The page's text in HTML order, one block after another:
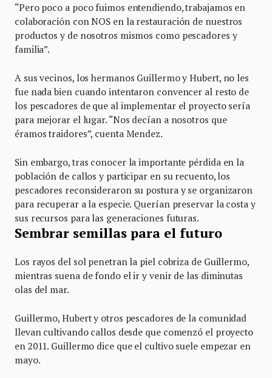
“Pero poco a poco fuimos entendiendo, trabajamos en
colaboración con NOS en la restauración de nuestros
productos y de nosotros mismos como pescadores y
familia”.
A sus vecinos, los hermanos Guillermo y Hubert, no les
fue nada bien cuando intentaron convencer al resto de
los pescadores de que al implementar el proyecto sería
para mejorar el lugar. “Nos decían a nosotros que
éramos traidores”, cuenta Mendez.
Sin embargo, tras conocer la importante pérdida en la
población de callos y participar en su recuento, los
pescadores reconsideraron su postura y se organizaron
para recuperar a la especie. Querían preservar la costa y
sus recursos para las generaciones futuras.
Sembrar semillas para el futuro
Los rayos del sol penetran la piel cobriza de Guillermo,
mientras suena de fondo el ir y venir de las diminutas
olas del mar.
Guillermo, Hubert y otros pescadores de la comunidad
llevan cultivando callos desde que comenzó el proyecto
en 2011. Guillermo dice que el cultivo suele empezar en
mayo.